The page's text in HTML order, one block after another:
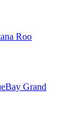
Roo
Grand